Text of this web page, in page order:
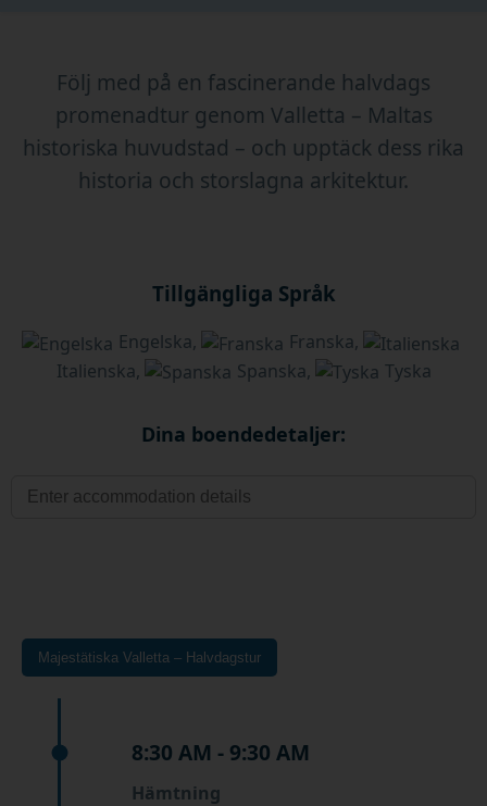
Följ med på en fascinerande halvdags
promenadtur genom Valletta – Maltas
historiska huvudstad – och upptäck dess rika
historia och storslagna arkitektur.
Tillgängliga Språk
Engelska,
Franska,
Italienska,
Spanska, Tyska
Dina boendedetaljer:
Majestätiska Valletta – Halvdagstur
8:30 AM - 9:30 AM
Hämtning